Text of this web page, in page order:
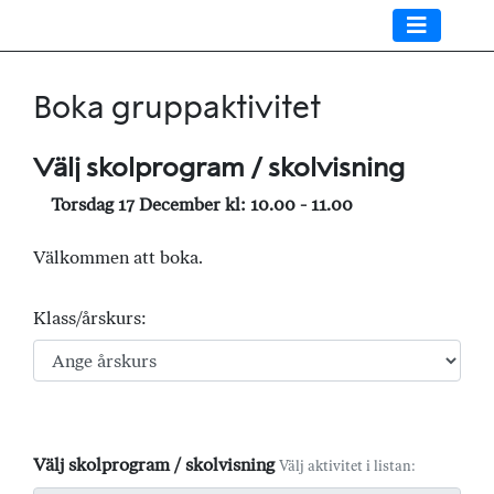
Boka gruppaktivitet
Välj skolprogram / skolvisning
Torsdag 17 December kl: 10.00 - 11.00
Välkommen att boka.
Klass/årskurs:
Välj skolprogram / skolvisning Välj aktivitet i listan: